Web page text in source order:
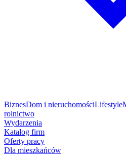
BiznesDom i nieruchomościLifestyle
rolnictwo
Wydarzenia
Katalog firm
Oferty pracy
Dla mieszkańców